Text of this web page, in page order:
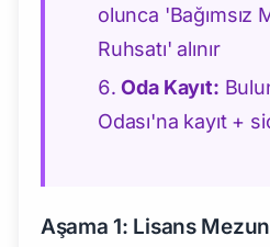
olunca 'Bağımsız
Ruhsatı' alınır
Oda Kayıt:
Odası'na kayıt +
Aşama 1: Lisans